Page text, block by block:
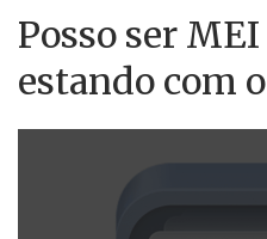
Posso ser
estando com